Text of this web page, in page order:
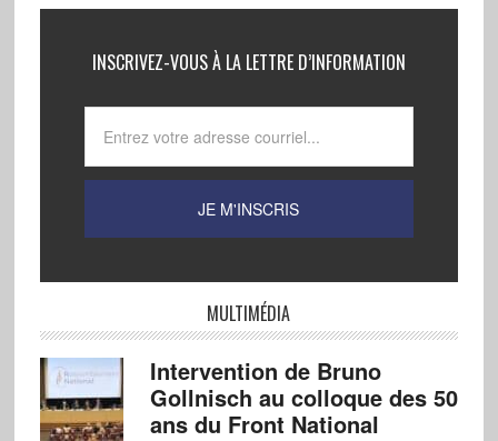
INSCRIVEZ-VOUS À LA LETTRE D’INFORMATION
MULTIMÉDIA
Intervention de Bruno
Gollnisch au colloque des 50
ans du Front National